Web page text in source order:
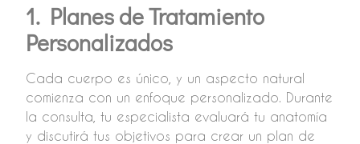
1. Planes de Tratamiento
Personalizados
Cada cuerpo es único, y un aspecto natural
comienza con un enfoque personalizado. Durante
la consulta, tu especialista evaluará tu anatomía
y discutirá tus objetivos para crear un plan de